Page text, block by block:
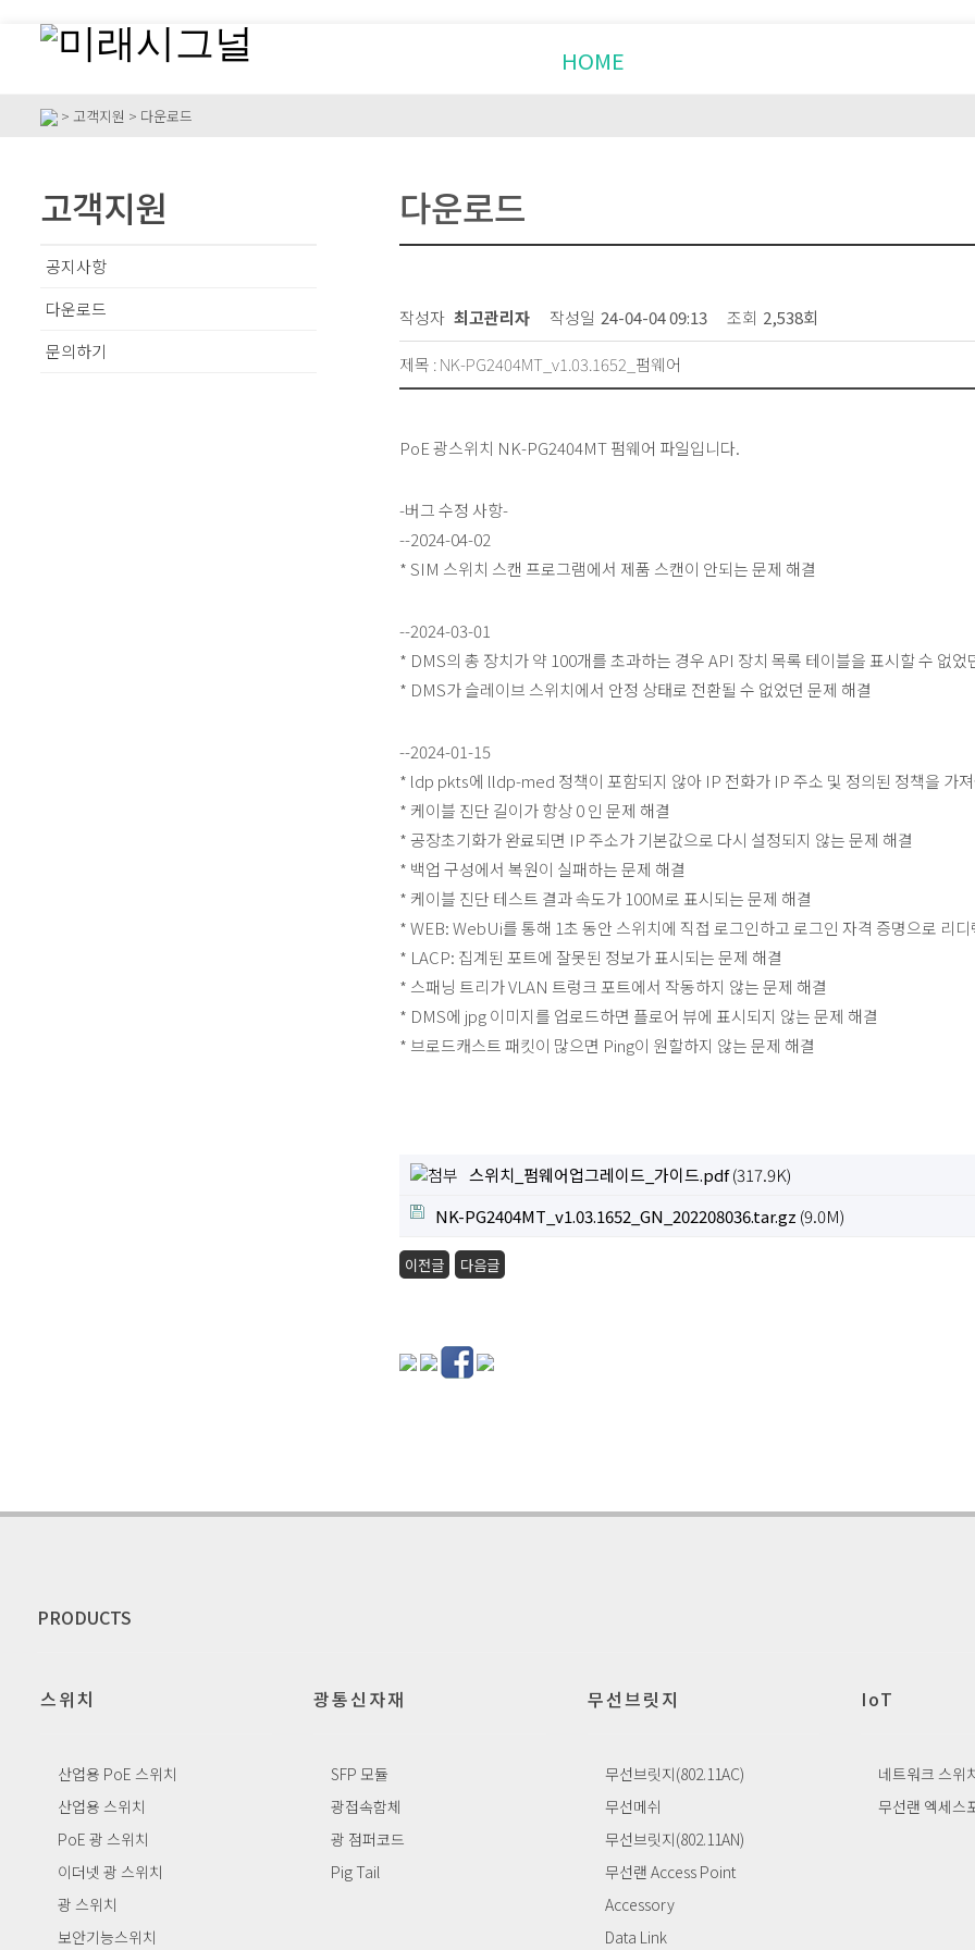
HOME
> 고객지원 > 다운로드
다운로드
작성자 최고관리자 작성일 24-04-04 09:13 조회 2,538회
제목 : NK-PG2404MT_v1.03.1652_펌웨어
PoE 광스위치 NK-PG2404MT 펌웨어 파일입니다.
-버그 수정 사항-
--2024-04-02
* SIM 스위치 스캔 프로그램에서 제품 스캔이 안되는 문제 해결
--2024-03-01
* DMS의 총 장치가 약 100개를 초과하는 경우 API 장치 목록 테이블을 표시할 수 없었
* DMS가 슬레이브 스위치에서 안정 상태로 전환될 수 없었던 문제 해결
--2024-01-15
* ldp pkts에 lldp-med 정책이 포함되지 않아 IP 전화가 IP 주소 및 정의된 정책을 가
* 케이블 진단 길이가 항상 0 인 문제 해결
* 공장초기화가 완료되면 IP 주소가 기본값으로 다시 설정되지 않는 문제 해결
* 백업 구성에서 복원이 실패하는 문제 해결
* 케이블 진단 테스트 결과 속도가 100M로 표시되는 문제 해결
* WEB: WebUi를 통해 1초 동안 스위치에 직접 로그인하고 로그인 자격 증명으로 리
* LACP: 집계된 포트에 잘못된 정보가 표시되는 문제 해결
* 스패닝 트리가 VLAN 트렁크 포트에서 작동하지 않는 문제 해결
* DMS에 jpg 이미지를 업로드하면 플로어 뷰에 표시되지 않는 문제 해결
* 브로드캐스트 패킷이 많으면 Ping이 원할하지 않는 문제 해결
스위치_펌웨어업그레이드_가이드.pdf(317.9K)
NK-PG2404MT_v1.03.1652_GN_202208036.tar.gz (9.0M)
이전글 다음글
고객지원
공지사항
다운로드
문의하기
PRODUCTS
스위치
산업용 PoE 스위치
산업용 스위치
PoE 광 스위치
이더넷 광 스위치
광 스위치
보안기능스위치
광통신자재
SFP 모듈
광접속함체
광 점퍼코드
Pig Tail
무선브릿지
무선브릿지(802.11AC)
무선메쉬
무선브릿지(802.11AN)
무선랜 Access Point
Accessory
Data Link
IoT
네트워크 스위
무선랜 엑세스